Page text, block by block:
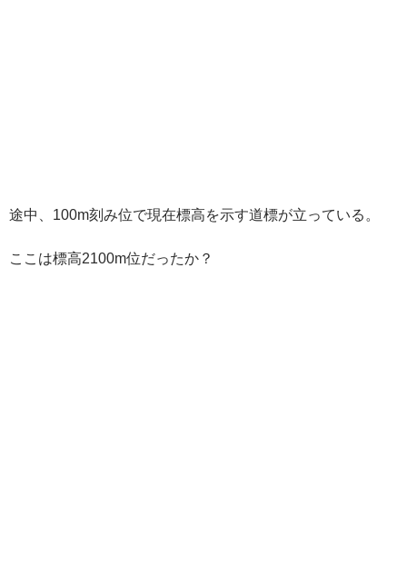
途中、100m刻み位で現在標高を示す道標が立っている。
ここは標高2100m位だったか？